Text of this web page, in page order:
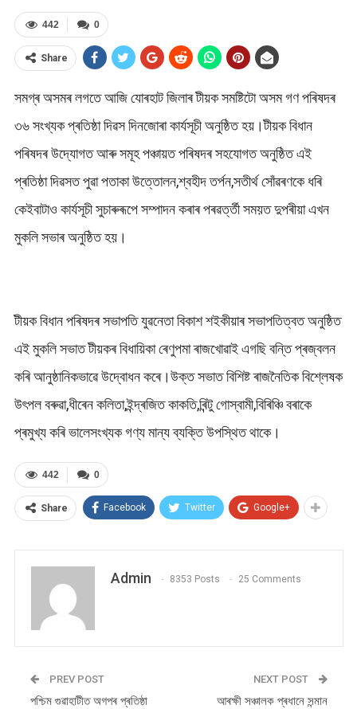
0
442
Share
সমগ্ৰ অসমৰ লগতে আজি যোৰহাট জিলাৰ টীয়ক সমষ্টিটো অসম গণ পৰিষদৰ
৩৬ সংখ্যক প্ৰতিষ্ঠা দিৱস দিনজোৰা কাৰ্যসূচী অনুষ্ঠিত হয়।টীয়ক বিধান
পৰিষদৰ উদ্যোগত আৰু সমূহ পঞ্চায়ত পৰিষদৰ সহযোগত অনুষ্ঠিত এই
প্ৰতিষ্ঠা দিৱসত পুৱা পতাকা উত্তোলন,শ্বহীদ তৰ্পন,সতীৰ্থ সোঁৱৰণকে ধৰি
কেইবাটাও কাৰ্যসূচী সুচাৰুৰূপে সম্পাদন কৰাৰ পৰৱৰ্ত্তী সময়ত দুপৰীয়া এখন
মুকলি সভাৰ অনুষ্ঠিত হয়।
টীয়ক বিধান পৰিষদৰ সভাপতি যুৱনেতা বিকাশ শইকীয়াৰ সভাপতিত্বত অনুষ্ঠিত
এই মুকলি সভাত টীয়কৰ বিধায়িকা ৰেণুপমা ৰাজখোৱাই এগছি বন্তি প্ৰজ্বলন
কৰি আনুষ্ঠানিকভাৱে উদ্বোধন কৰে।উক্ত সভাত বিশিষ্ট ৰাজনৈতিক বিশ্লেষক
উৎপল বৰুৱা,ধীৰেন কলিতা,ইন্দ্ৰজিত কাকতি,ৰিন্টু গোস্বামী,বিৰিঞ্চি বৰাকে
প্ৰমুখ্য কৰি ভালেসংখ্যক গণ্য মান্য ব্যক্তি উপস্থিত থাকে।
0
442
Share Facebook Twitter Google+
Admin 8353 Posts 25 Comments
PREV POST
পশ্চিম গুৱাহাটীত অগপৰ প্ৰতিষ্ঠা
NEXT POST
আৰক্ষী সঞ্চালক প্ৰধানে সন্মান